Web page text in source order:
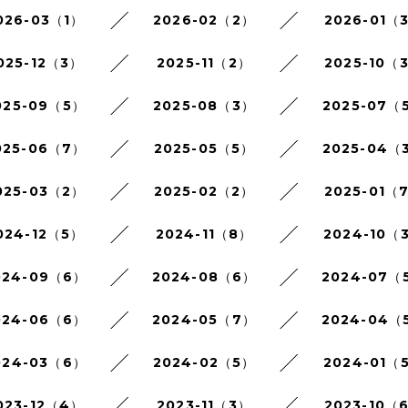
03（1） 2026-02（2） 2026-01（3
12（3） 2025-11（2） 2025-10（3
09（5） 2025-08（3） 2025-07（5
06（7） 2025-05（5） 2025-04（3
03（2） 2025-02（2） 2025-01（7
12（5） 2024-11（8） 2024-10（3
09（6） 2024-08（6） 2024-07（5
06（6） 2024-05（7） 2024-04（5
03（6） 2024-02（5） 2024-01（5